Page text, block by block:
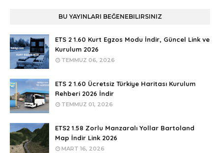
BU YAYINLARI BEĞENEBILIRSINIZ
ETS 2 1.60 Kurt Egzos Modu İndir, Güncel Link ve
Kurulum 2026
TEMMUZ 06, 2026
ETS 2 1.60 Ücretsiz Türkiye Haritası Kurulum
Rehberi 2026 İndir
TEMMUZ 01, 2026
ETS2 1.58 Zorlu Manzaralı Yollar Bartoland
Map İndir Link 2026
MART 16, 2026